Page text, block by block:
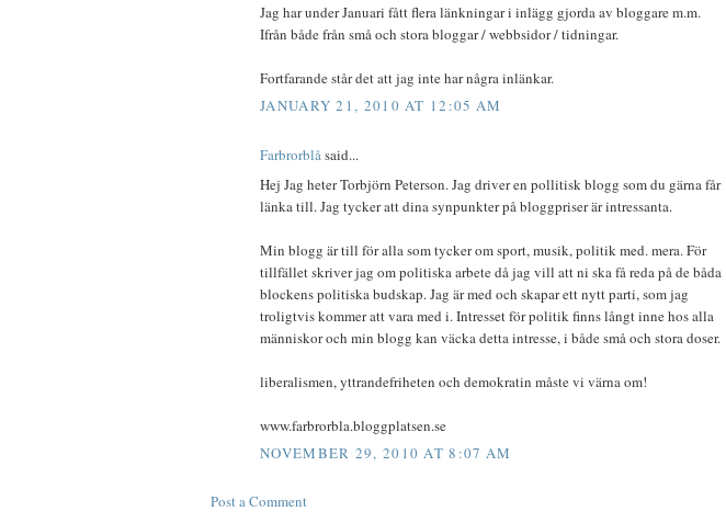
Jag har under Januari fått flera länkningar i inlägg gjorda av bloggare m.m.
Ifrån både från små och stora bloggar / webbsidor / tidningar.
Fortfarande står det att jag inte har några inlänkar.
JANUARY 21, 2010 AT 12:05 AM
Farbrorblåsaid...
Hej Jag heter Torbjörn Peterson. Jag driver en pollitisk blogg som du gärna får
länka till. Jag tycker att dina synpunkter på bloggpriser är intressanta.
Min blogg är till för alla som tycker om sport, musik, politik med. mera. För
tillfället skriver jag om politiska arbete då jag vill att ni ska få reda på de båda
blockens politiska budskap. Jag är med och skapar ett nytt parti, som jag
troligtvis kommer att vara med i. Intresset för politik finns långt inne hos alla
människor och min blogg kan väcka detta intresse, i både små och stora doser.
liberalismen, yttrandefriheten och demokratin måste vi värna om!
www.farbrorbla.bloggplatsen.se
NOVEMBER 29, 2010 AT 8:07 AM
Post a Comment